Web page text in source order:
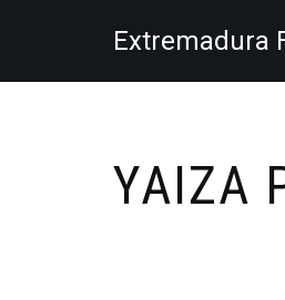
al
Extremadura
YAIZA